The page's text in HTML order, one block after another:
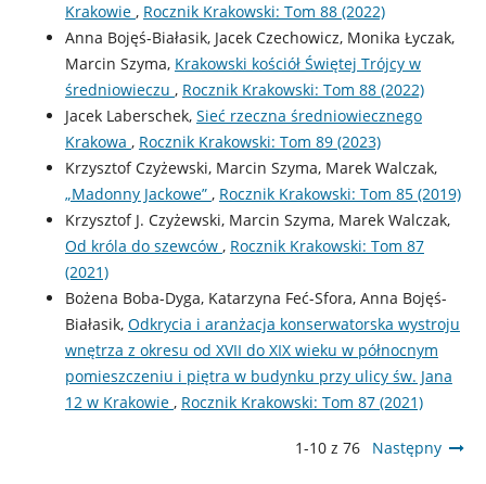
Krakowie , Rocznik Krakowski: Tom 88 (2022)
Anna Bojęś-Białasik, Jacek Czechowicz, Monika Łyczak,
Marcin Szyma, Krakowski kościół Świętej Trójcy w
średniowieczu , Rocznik Krakowski: Tom 88 (2022)
Jacek Laberschek, Sieć rzeczna średniowiecznego
Krakowa , Rocznik Krakowski: Tom 89 (2023)
Krzysztof Czyżewski, Marcin Szyma, Marek Walczak,
„Madonny Jackowe” , Rocznik Krakowski: Tom 85 (2019)
Krzysztof J. Czyżewski, Marcin Szyma, Marek Walczak,
Od króla do szewców , Rocznik Krakowski: Tom 87
(2021)
Bożena Boba-Dyga, Katarzyna Feć-Sfora, Anna Bojęś-
Białasik, Odkrycia i aranżacja konserwatorska wystroju
wnętrza z okresu od XVII do XIX wieku w północnym
pomieszczeniu i piętra w budynku przy ulicy św. Jana
12 w Krakowie , Rocznik Krakowski: Tom 87 (2021)
1-10 z 76 Następny